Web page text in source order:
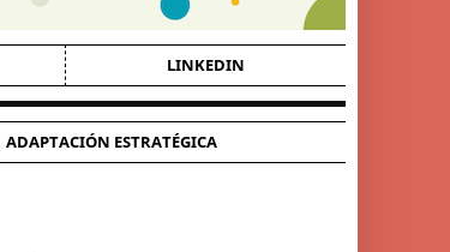
LINKEDIN
ADAPTACIÓN ESTRATÉGICA